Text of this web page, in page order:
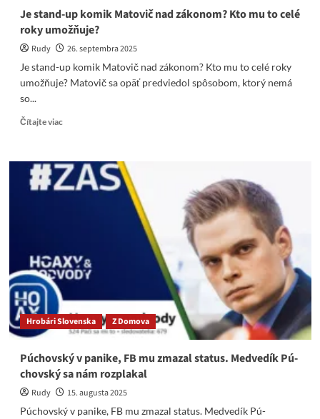
Je stand-up komik Matovič nad zákonom? Kto mu to celé
roky umožňuje?
Rudy
26. septembra 2025
Je stand-up komik Matovič nad zákonom? Kto mu to celé roky
umožňuje? Matovič sa opäť predviedol spôsobom, ktorý nemá
so...
Čítajte viacRead
Je
stand-
up
Kto
mu
to
celé
umožňuje?
Hrobári Slovenska Z Domova
Púchovský v panike, FB mu zmazal status. Medvedík Pú-
chovský sa nám rozplakal
Rudy
15. augusta 2025
Púchovský v panike, FB mu zmazal status. Medvedík Pú-